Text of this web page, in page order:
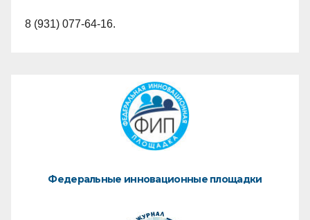
8 (931) 077-64-16.
Федеральные инновационные площадки